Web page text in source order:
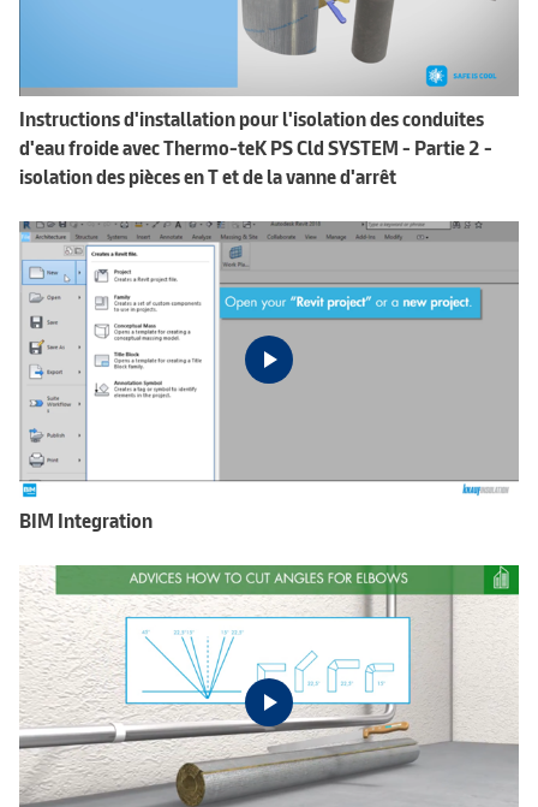
Instructions d'installation pour l'isolation des conduites
d'eau froide avec Thermo-teK PS Cld SYSTEM - Partie 2 -
isolation des pièces en T et de la vanne d'arrêt
BIM Integration